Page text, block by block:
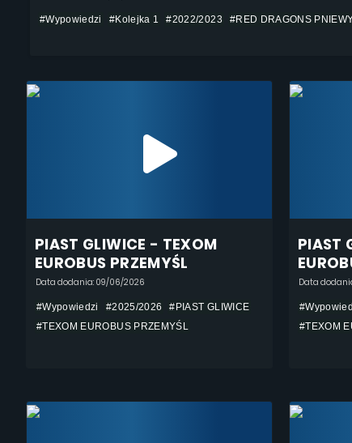
#Wypowiedzi #Kolejka 1 #2022/2023 #RED DRAGONS
PIAST GLIWICE - TEXOM
EUROBUS PRZEMYŚL
Data dodania: 09/06/2026
#Wypowiedzi #2025/2026
#PIAST GLIWICE
#TEXOM EUROBUS PRZEMYŚL
PIAST
Data
#TEXOM